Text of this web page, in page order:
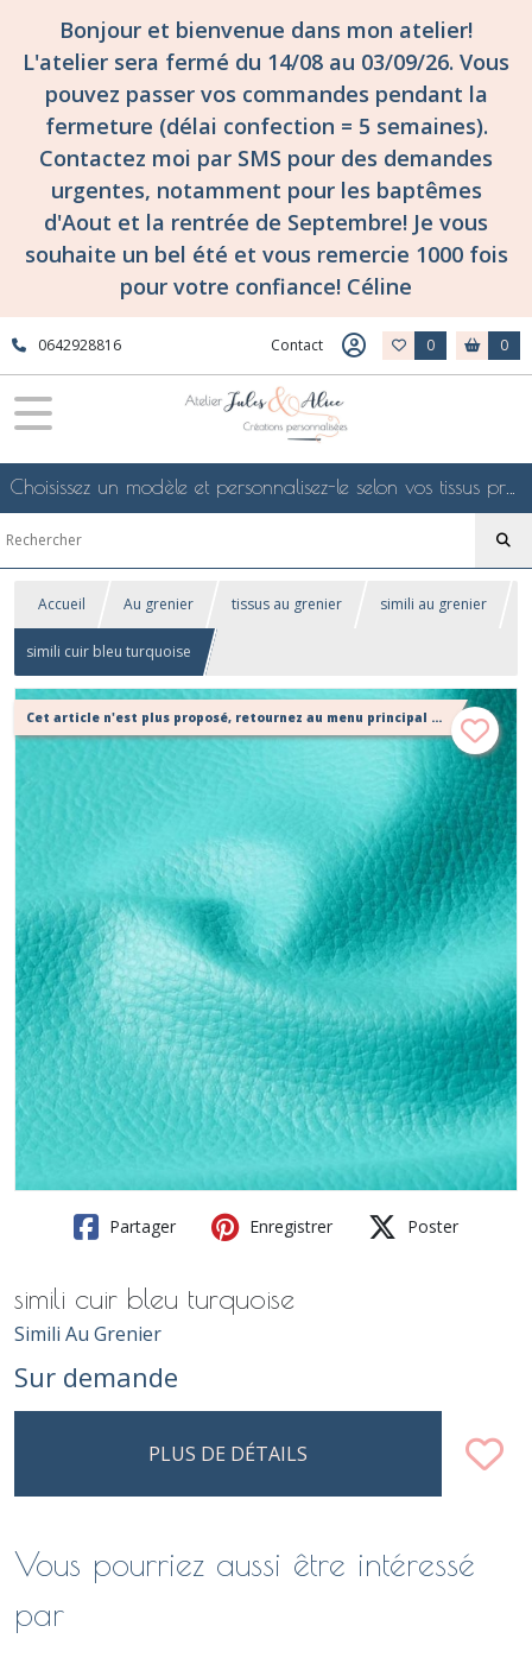
Bonjour et bienvenue dans mon atelier!
L'atelier sera fermé du 14/08 au 03/09/26. Vous
pouvez passer vos commandes pendant la
fermeture (délai confection = 5 semaines).
Contactez moi par SMS pour des demandes
urgentes, notamment pour les baptêmes
d'Aout et la rentrée de Septembre! Je vous
souhaite un bel été et vous remercie 1000 fois
pour votre confiance! Céline
0642928816 Contact 0 0
Choisissez un modèle et personnalisez-le selon vos tissus préférés de mes collections en ligne, je le confectionnerai selon vos souhaits
Accueil Au grenier tissus au grenier simili au grenier
simili cuir bleu turquoise
Cet article n'est plus proposé, retournez au menu principal ou contactez moi!
Partager Enregistrer Poster
simili cuir bleu turquoise
Simili Au Grenier
Sur demande
PLUS DE DÉTAILS
Vous pourriez aussi être intéressé
par